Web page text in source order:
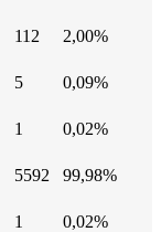
112 2,00%
5 0,09%
1 0,02%
5592 99,98%
1 0,02%